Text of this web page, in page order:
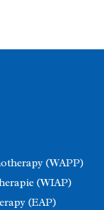
(WAPP)
(WIAP)
(EAP)